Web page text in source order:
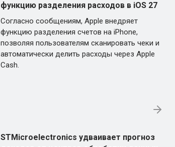
функцию разделения расходов в iOS 27
Согласно сообщениям, Apple внедряет
функцию разделения счетов на iPhone,
позволяя пользователям сканировать чеки и
автоматически делить расходы через Apple
Cash.
STMicroelectronics удваивает прогноз